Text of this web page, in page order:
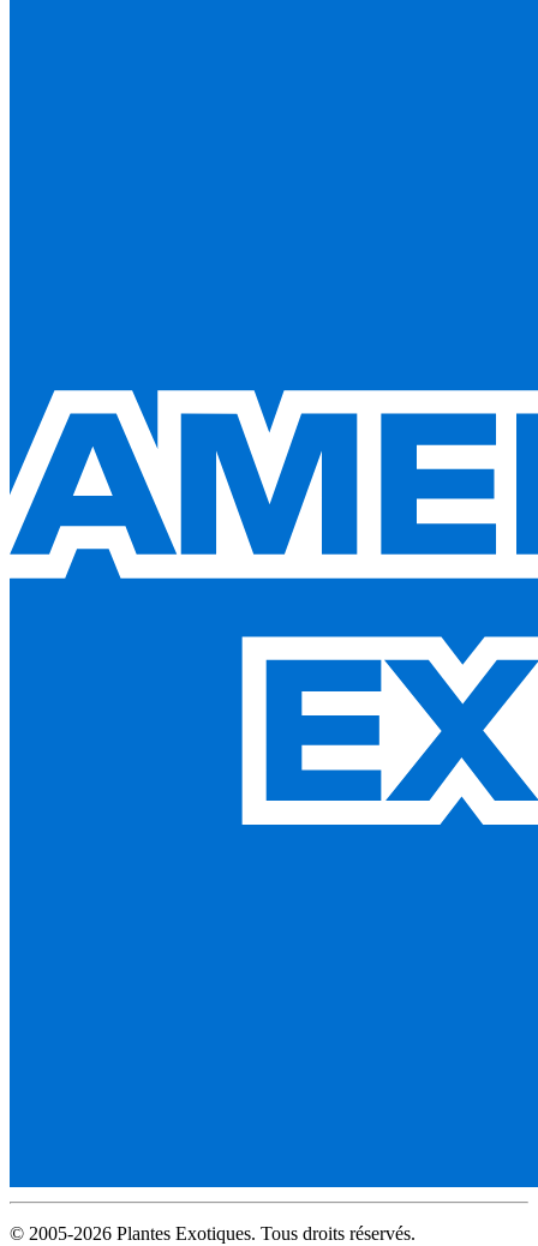
© 2005-2026 Plantes Exotiques. Tous droits réservés.